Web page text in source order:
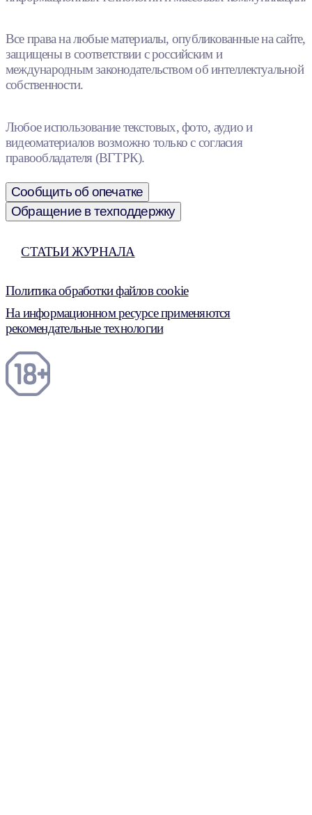
Все права на любые материалы, опубликованные на сайте,
защищены в соответствии с российским и
международным законодательством об интеллектуальной
собственности.
Любое использование текстовых, фото, аудио и
видеоматериалов возможно только с согласия
правообладателя (ВГТРК).
Сообщить об опечатке
Обращение в техподдержку
СТАТЬИ ЖУРНАЛА
Политика обработки файлов cookie
На информационном ресурсе применяются
рекомендательные технологии